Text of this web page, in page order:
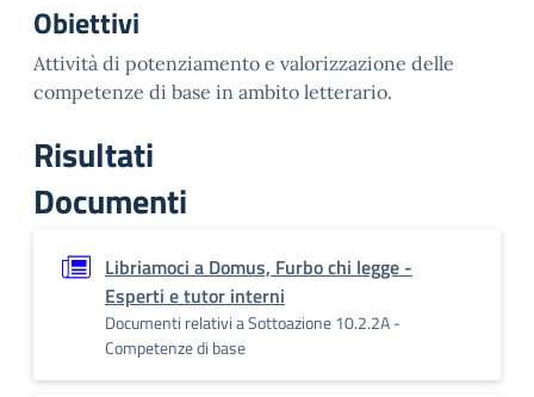
Obiettivi
Attività di potenziamento e valorizzazione delle
competenze di base in ambito letterario.
Risultati
Documenti
Libriamoci a Domus, Furbo chi legge -
Esperti e tutor interni
Documenti relativi a Sottoazione 10.2.2A -
Competenze di base